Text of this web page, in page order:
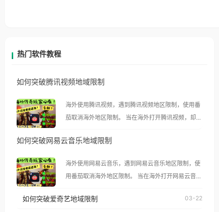
热门软件教程
如何突破腾讯视频地域限制
海外使用腾讯视频，遇到腾讯视频地区限制，使用番
茄取消海外地区限制。 当在海外打开腾讯视频，却突
示语。 海外用户如香港、澳门、台湾、美国、加拿
像其他音乐平台一样，出现地区及版权限制问题，且
仅能在中国大陆地区播放。 遇到这个问题的朋友们，
如何突破网易云音乐地域限制
海外使用网易云音乐，遇到网易云音乐地区限制，使
用番茄取消海外地区限制。 当在海外打开网易云音
播放”的提示语。 海外用户如香港、澳门、台湾、美
如何突破爱奇艺地域限制 03-22